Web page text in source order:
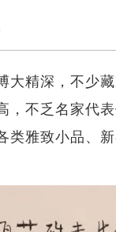
大精深，不少
，不乏名家代
类雅致小品、